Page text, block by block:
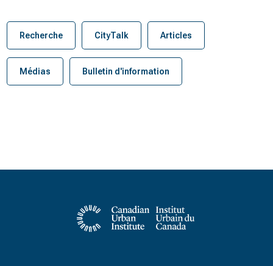
Recherche CityTalk Articles
Médias Bulletin d'information